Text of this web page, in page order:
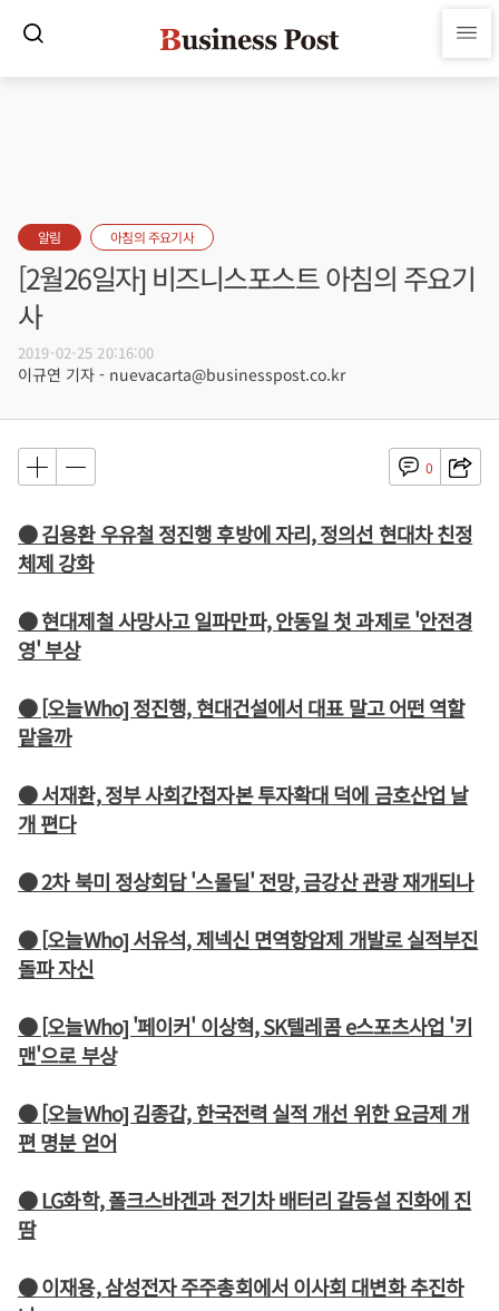
알림 아침의 주요기사
[2월26일자] 비즈니스포스트 아침의 주요기
사
2019-02-25 20:16:00
이규연 기자 - nuevacarta@businesspost.co.kr
0
● 김용환 우유철 정진행 후방에 자리, 정의선 현대차 친정
체제 강화
● 현대제철 사망사고 일파만파, 안동일 첫 과제로 '안전경
영' 부상
● [오늘Who] 정진행, 현대건설에서 대표 말고 어떤 역할
맡을까
● 서재환, 정부 사회간접자본 투자확대 덕에 금호산업 날
개 편다
● 2차 북미 정상회담 '스몰딜' 전망, 금강산 관광 재개되나
● [오늘Who] 서유석, 제넥신 면역항암제 개발로 실적부진
돌파 자신
● [오늘Who] '페이커' 이상혁, SK텔레콤 e스포츠사업 '키
맨'으로 부상
● [오늘Who] 김종갑, 한국전력 실적 개선 위한 요금제 개
편 명분 얻어
● LG화학, 폴크스바겐과 전기차 배터리 갈등설 진화에 진
땀
● 이재용, 삼성전자 주주총회에서 이사회 대변화 추진하